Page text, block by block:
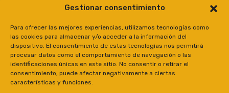
Gestionar consentimiento
Para ofrecer las mejores experiencias, utilizamos tecnologías como
las cookies para almacenar y/o acceder a la información del
dispositivo. El consentimiento de estas tecnologías nos permitirá
procesar datos como el comportamiento de navegación o las
identificaciones únicas en este sitio. No consentir o retirar el
consentimiento, puede afectar negativamente a ciertas
características y funciones.
Inmuebles
Contacto
Prensa